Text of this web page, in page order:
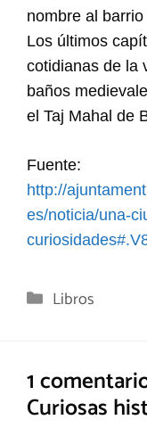
nombre al
Los últimos
cotidianas de la
baños
el Taj Mahal de
Fuente:
http://
es/noticia/una-
Categorías
Libros
1
Curiosas